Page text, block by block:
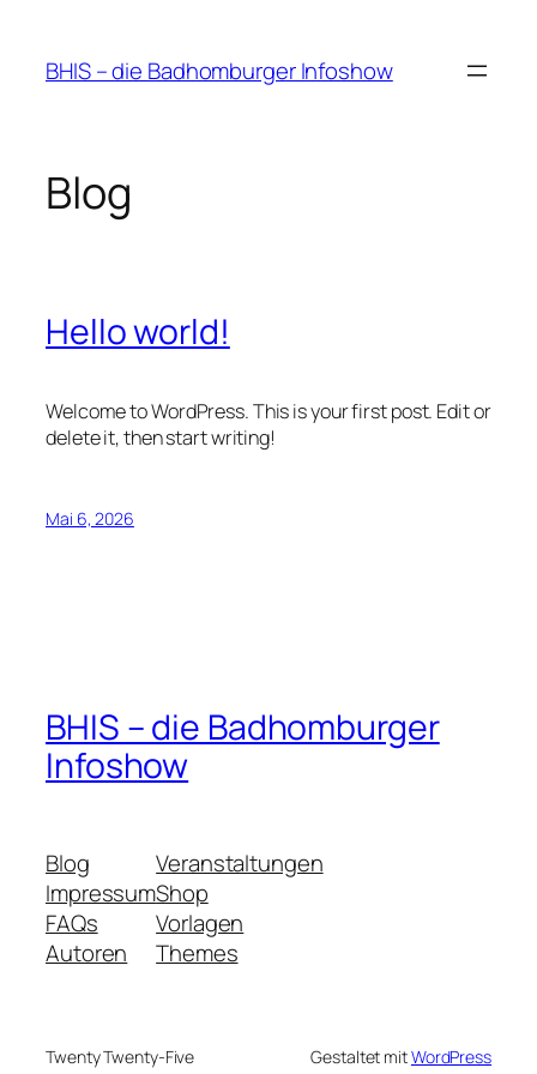
springen
BHIS – die Badhomburger Infoshow
Blog
Hello world!
Welcome to WordPress. This is your first post. Edit or
delete it, then start writing!
Mai 6, 2026
BHIS – die Badhomburger
Infoshow
Blog
Impressum
FAQs
Autoren
Veranstaltungen
Shop
Vorlagen
Themes
Twenty Twenty-Five Gestaltet mitWordPress